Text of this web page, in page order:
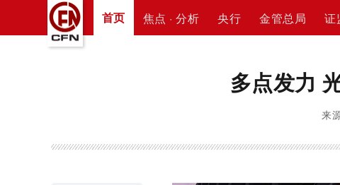
首页 焦点 · 分析 央行 金管总局 证
多点发力
来